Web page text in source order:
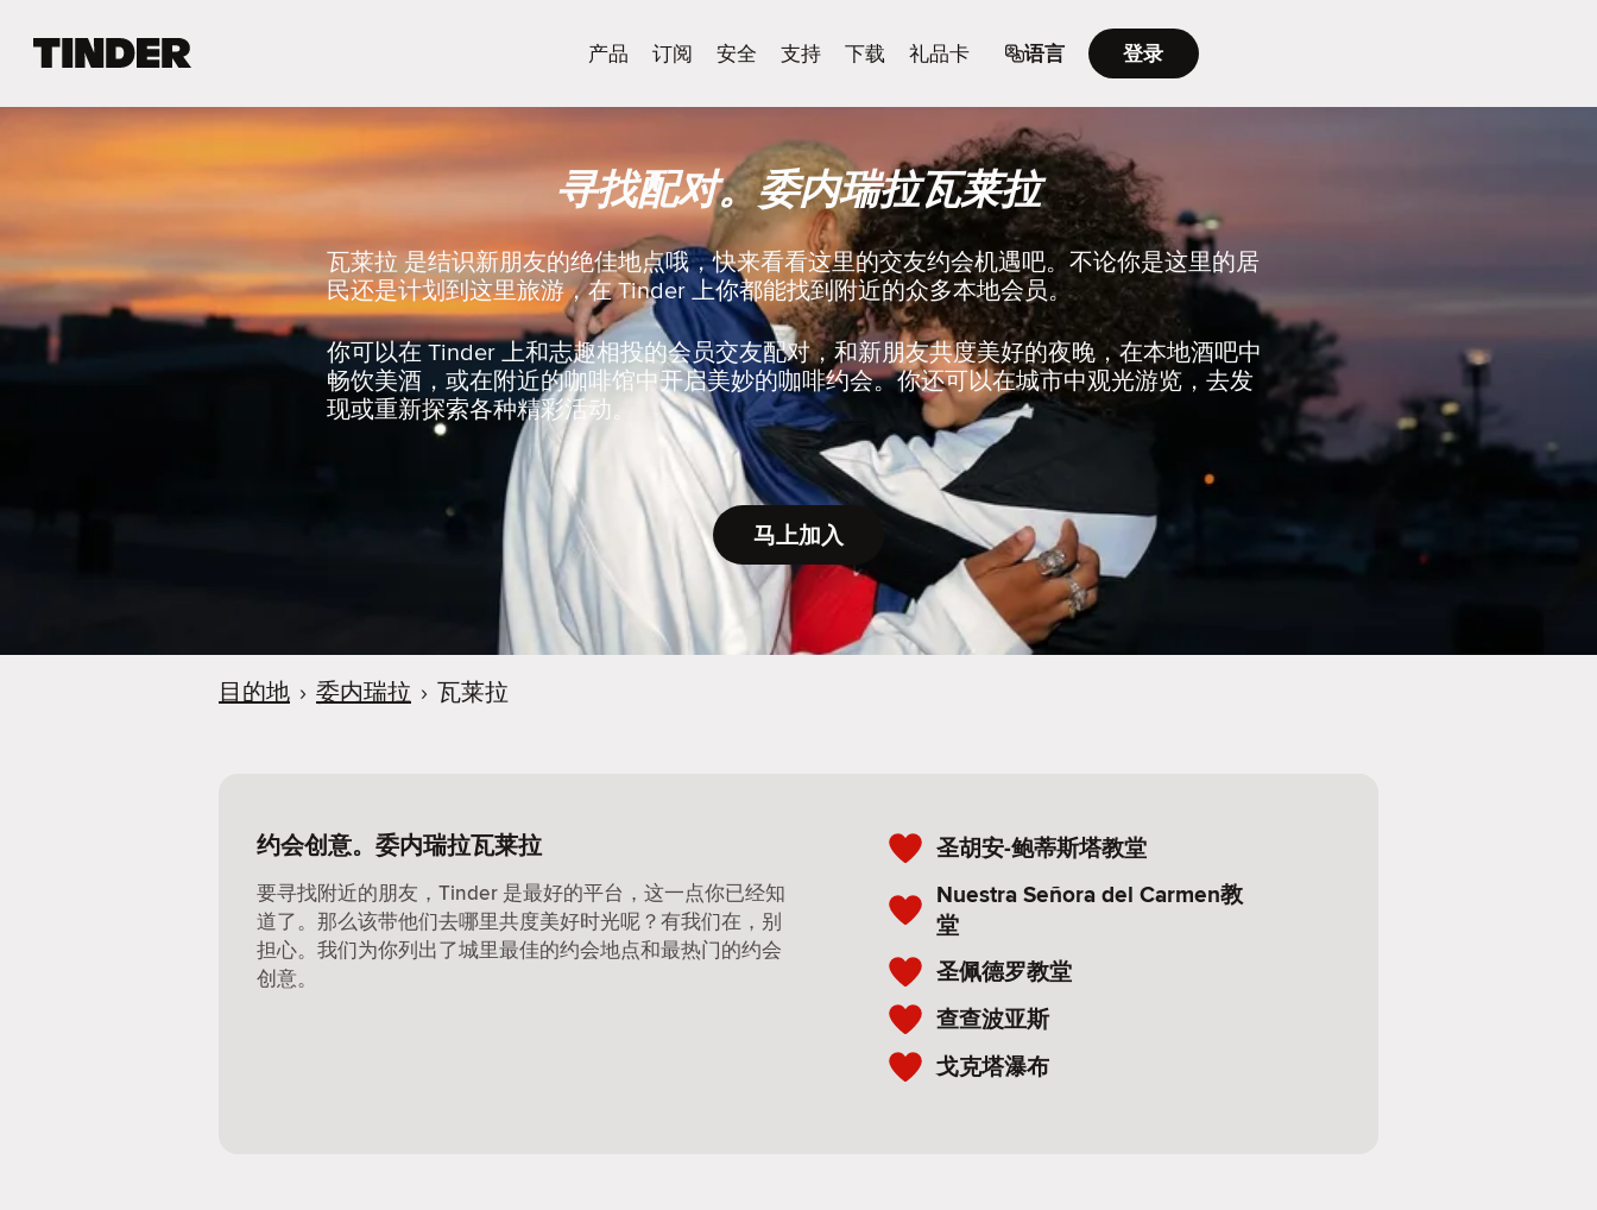
d
产品 订阅 安全 支持 下载 礼品卡 语言 登录
寻找配对。委内瑞拉瓦莱拉
瓦莱拉 是结识新朋友的绝佳地点哦，快来看看这里的交友约会机遇吧。不论你是这里的居
民还是计划到这里旅游，在 Tinder 上你都能找到附近的众多本地会员。
你可以在 Tinder 上和志趣相投的会员交友配对，和新朋友共度美好的夜晚，在本地酒吧中
畅饮美酒，或在附近的咖啡馆中开启美妙的咖啡约会。你还可以在城市中观光游览，去发
现或重新探索各种精彩活动。
马上加入
目的地 › 委内瑞拉 › 瓦莱拉
约会创意。委内瑞拉瓦莱拉
要寻找附近的朋友，Tinder 是最好的平台，这一点你已经知
道了。那么该带他们去哪里共度美好时光呢？有我们在，别
担心。我们为你列出了城里最佳的约会地点和最热门的约会
创意。
圣胡安-鲍蒂斯塔教堂
Nuestra Señora del Carmen教
堂
圣佩德罗教堂
查查波亚斯
戈克塔瀑布